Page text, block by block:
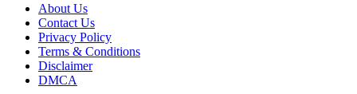
About Us
Contact Us
Privacy Policy
Terms & Conditions
Disclaimer
DMCA